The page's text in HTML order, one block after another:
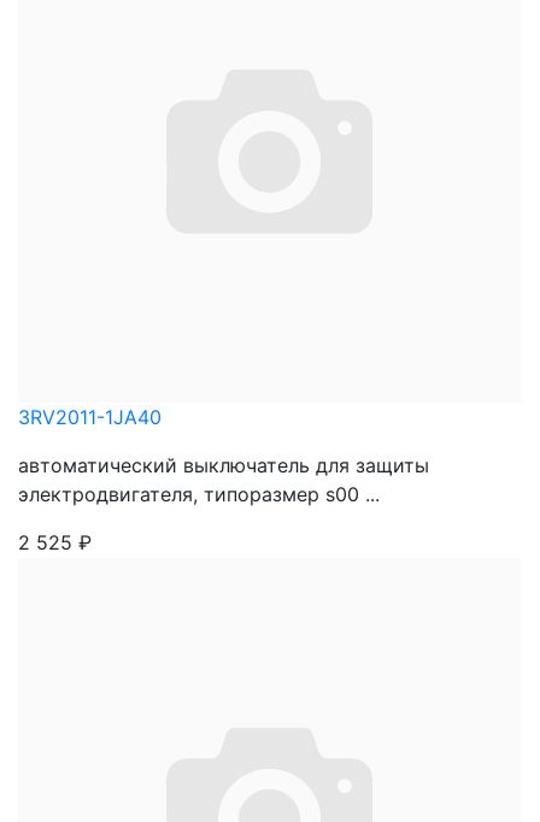
3RV2011-1JA40
автоматический выключатель для защиты
электродвигателя, типоразмер s00 ...
2 525 ₽